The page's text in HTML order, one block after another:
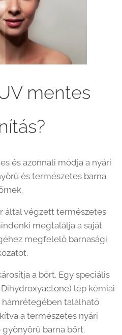
mentes
és azonnali módja a nyári
és természetes barna
által végzett természetes
megtalálja a saját
megfelelő barnasági
a bőrt. Egy speciális
lép kémiai
hámrétegében található
a természetes nyári
barna bőrt.